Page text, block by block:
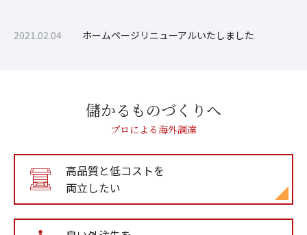
2021.02.04 ホームページリニューアルいたしました
儲かるものづくりへ
プロによる海外調達
高品質と低コストを
両立したい